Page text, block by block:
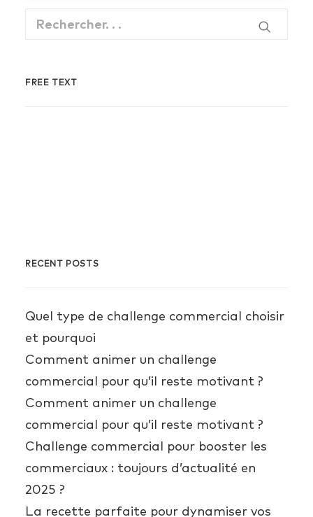
FREE TEXT
RECENT POSTS
Quel type de challenge commercial choisir
et pourquoi
Comment animer un challenge
commercial pour qu’il reste motivant ?
Comment animer un challenge
commercial pour qu’il reste motivant ?
Challenge commercial pour booster les
commerciaux : toujours d’actualité en
2025 ?
La recette parfaite pour dynamiser vos